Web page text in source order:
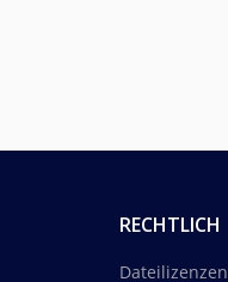
RECHTLICH
Dateilizenzen